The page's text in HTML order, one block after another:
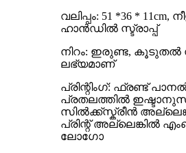
വലിപ്പം: 51 *36 * 11cm,
ഹാൻഡിൽ സ്ട്രാപ്പ്
നിറം: ഇരുണ്ട, കൂടുതൽ
ലഭ്യമാണ്
പ്രിന്റിംഗ്: ഫ്രണ്ട്
പ്രതലത്തിൽ
സിൽക്ക്സ്ക്രീൻ
പ്രിന്റ് അല്ലെങ്കിൽ
ലോഗോ